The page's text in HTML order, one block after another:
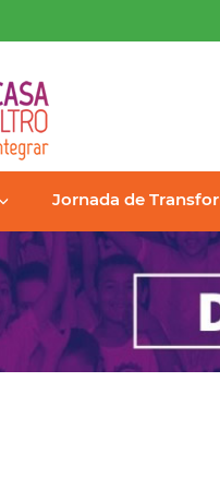
Sobre a Casa
Jornada de
Casa em números
Doe Agora